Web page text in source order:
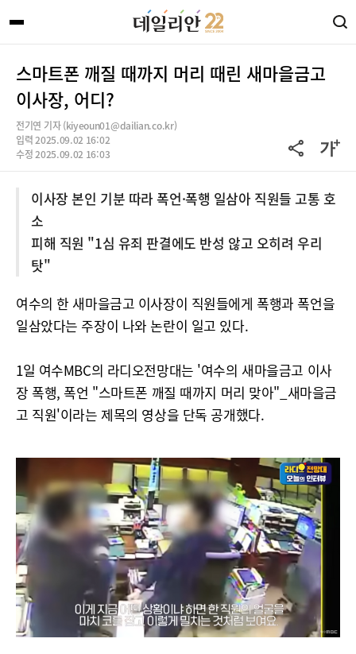
스마트폰 깨질 때까지 머리 때린 새마을금고
이사장, 어디?
전기연 기자 (kiyeoun01@dailian.co.kr)
입력 2025.09.02 16:02
수정 2025.09.02 16:03
이사장 본인 기분 따라 폭언·폭행 일삼아 직원들 고통 호
소
피해 직원 "1심 유죄 판결에도 반성 않고 오히려 우리
탓"
여수의 한 새마을금고 이사장이 직원들에게 폭행과 폭언을
일삼았다는 주장이 나와 논란이 일고 있다.
1일 여수MBC의 라디오전망대는 '여수의 새마을금고 이사
장 폭행, 폭언 "스마트폰 깨질 때까지 머리 맞아"_새마을금
고 직원'이라는 제목의 영상을 단독 공개했다.